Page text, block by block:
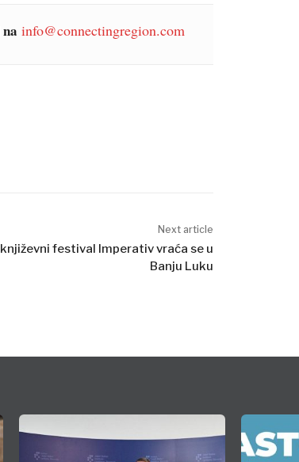
info@connectingregion.com
Next article
festival Imperativ vraća se u
Banju Luku